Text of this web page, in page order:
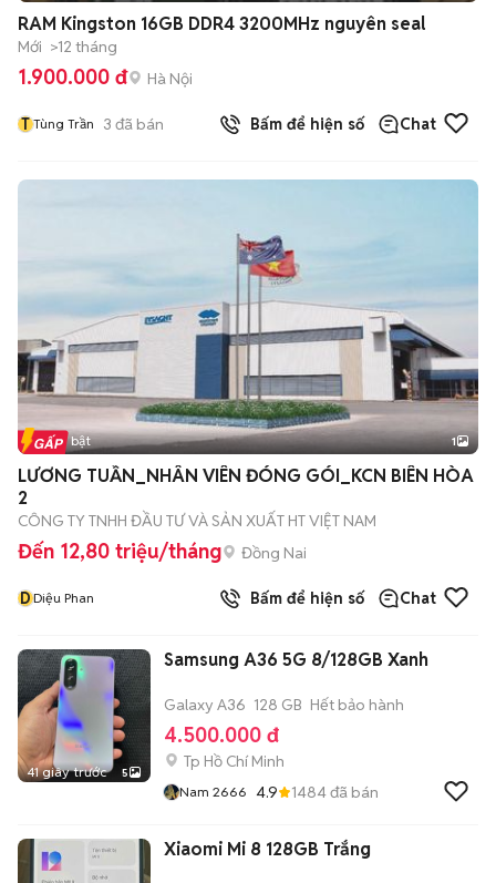
RAM Kingston 16GB DDR4 3200MHz nguyên seal
Mới >12 tháng
1.900.000 đ Hà Nội
T Tùng Trần 3 đã bán Bấm để hiện số Chat
Tin nổi bật 1
LƯƠNG TUẦN_NHÂN VIÊN ĐÓNG GÓI_KCN BIÊN HÒA
2
CÔNG TY TNHH ĐẦU TƯ VÀ SẢN XUẤT HT VIỆT NAM
Đến 12,80 triệu/tháng Đồng Nai
DDiệu Phan Bấm để hiện số Chat
41 giây trước 5
Samsung A36 5G 8/128GB Xanh
Galaxy A36 128 GB Hết bảo hành
4.500.000 đ
Tp Hồ Chí Minh
Nam 2666 4.9 1484đã bán
Xiaomi Mi 8 128GB Trắng